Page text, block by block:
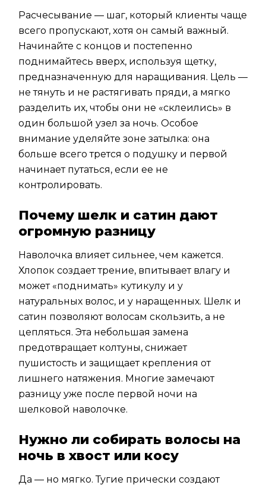
Расчесывание — шаг, который клиенты чаще
всего пропускают, хотя он самый важный.
Начинайте с концов и постепенно
поднимайтесь вверх, используя щетку,
предназначенную для наращивания. Цель —
не тянуть и не растягивать пряди, а мягко
разделить их, чтобы они не «склеились» в
один большой узел за ночь. Особое
внимание уделяйте зоне затылка: она
больше всего трется о подушку и первой
начинает путаться, если ее не
контролировать.
Почему шелк и сатин дают
огромную разницу
Наволочка влияет сильнее, чем кажется.
Хлопок создает трение, впитывает влагу и
может «поднимать» кутикулу и у
натуральных волос, и у наращенных. Шелк и
сатин позволяют волосам скользить, а не
цепляться. Эта небольшая замена
предотвращает колтуны, снижает
пушистость и защищает крепления от
лишнего натяжения. Многие замечают
разницу уже после первой ночи на
шелковой наволочке.
Нужно ли собирать волосы на
ночь в хвост или косу
Да — но мягко. Тугие прически создают